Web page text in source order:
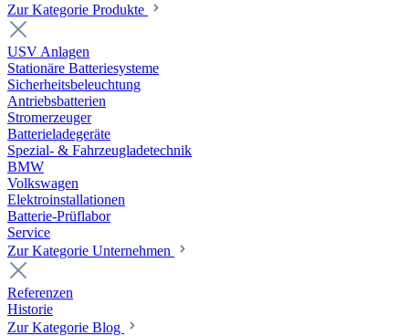
Zur Kategorie Produkte
USV Anlagen
Stationäre Batteriesysteme
Sicherheitsbeleuchtung
Antriebsbatterien
Stromerzeuger
Batterieladegeräte
Spezial- & Fahrzeugladetechnik
BMW
Volkswagen
Elektroinstallationen
Batterie-Prüflabor
Service
Zur Kategorie Unternehmen
Referenzen
Historie
Zur Kategorie Blog